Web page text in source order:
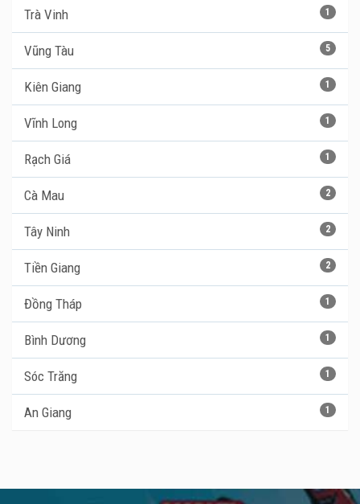
1
Trà Vinh
5
Vũng Tàu
1
Kiên Giang
1
Vĩnh Long
1
Rạch Giá
2
Cà Mau
2
Tây Ninh
2
Tiền Giang
1
Đồng Tháp
1
Bình Dương
1
Sóc Trăng
1
An Giang